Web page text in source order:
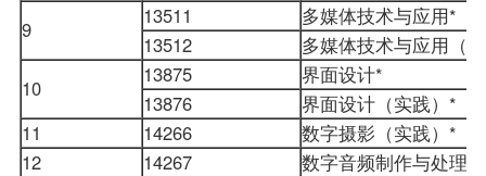
9
13511
多媒体技术与应用*
13512
多媒体技术与应用（
10
13875
界面设计*
13876
界面设计（实践）*
11
14266
数字摄影（实践）*
12
14267
数字音频制作与处理